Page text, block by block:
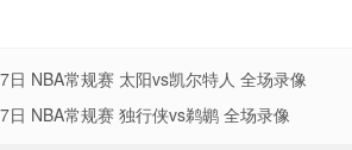
日 NBA常规赛 太阳vs凯尔特人 全场录像
日 NBA常规赛 独行侠vs鹈鹕 全场录像